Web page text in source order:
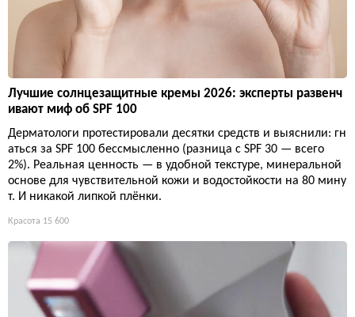
Лучшие солнцезащитные кремы 2026: эксперты развенч
ивают миф об SPF 100
Дерматологи протестировали десятки средств и выяснили: гн
аться за SPF 100 бессмысленно (разница с SPF 30 — всего
2%). Реальная ценность — в удобной текстуре, минеральной
основе для чувствительной кожи и водостойкости на 80 мину
т. И никакой липкой плёнки.
Красота 15 600